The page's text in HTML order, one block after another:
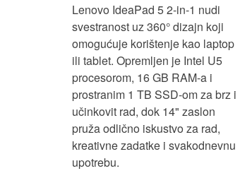
Lenovo IdeaPad 5 2‑in‑1 nudi
svestranost uz 360° dizajn koji
omogućuje korištenje kao laptop
ili tablet. Opremljen je Intel U5
procesorom, 16 GB RAM-a i
prostranim 1 TB SSD‑om za brz i
učinkovit rad, dok 14" zaslon
pruža odlično iskustvo za rad,
kreativne zadatke i svakodnevnu
upotrebu.